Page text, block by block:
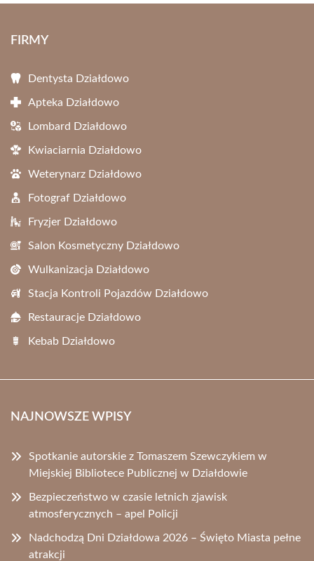
FIRMY
Dentysta Działdowo
Apteka Działdowo
Lombard Działdowo
Kwiaciarnia Działdowo
Weterynarz Działdowo
Fotograf Działdowo
Fryzjer Działdowo
Salon Kosmetyczny Działdowo
Wulkanizacja Działdowo
Stacja Kontroli Pojazdów Działdowo
Restauracje Działdowo
Kebab Działdowo
NAJNOWSZE WPISY
Spotkanie autorskie z Tomaszem Szewczykiem w
Miejskiej Bibliotece Publicznej w Działdowie
Bezpieczeństwo w czasie letnich zjawisk
atmosferycznych – apel Policji
Nadchodzą Dni Działdowa 2026 – Święto Miasta pełne
atrakcji